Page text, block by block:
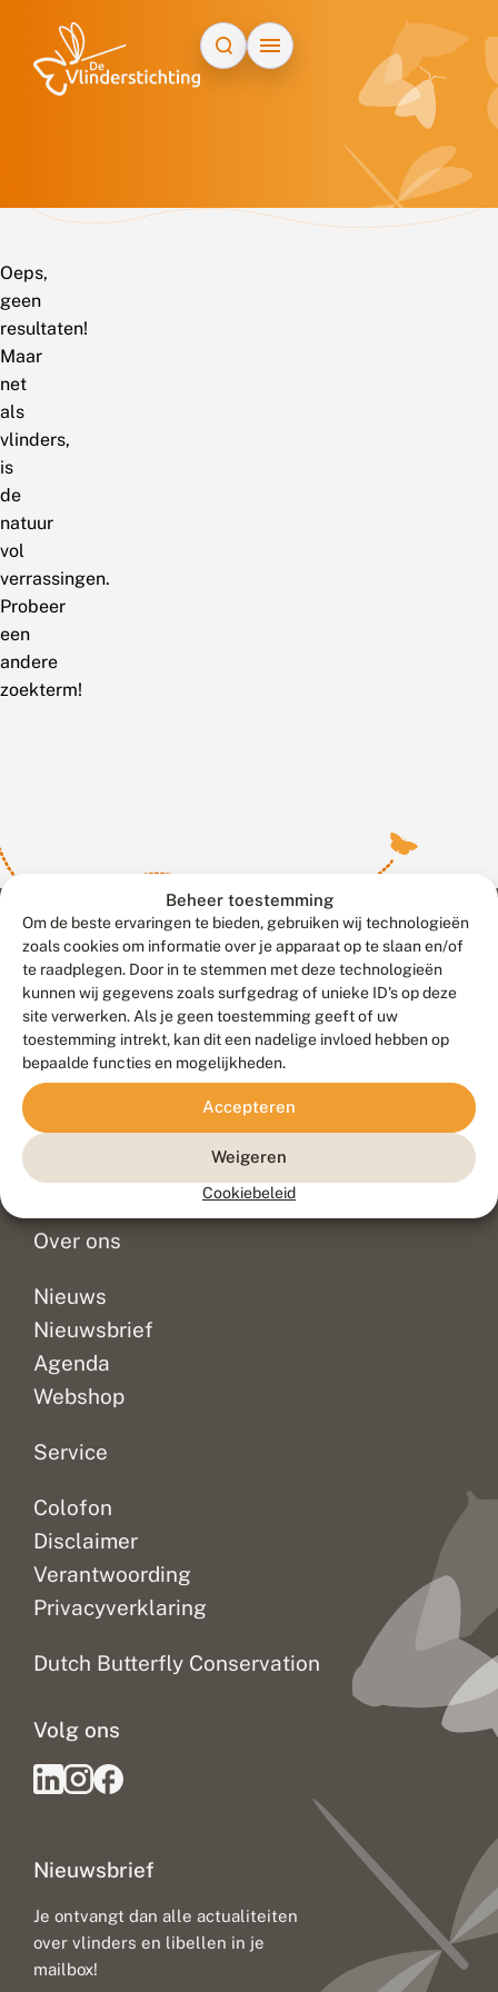
Beheer toestemming
Om de beste ervaringen te bieden, gebruiken wij technologieën
zoals cookies om informatie over je apparaat op te slaan en/of
te raadplegen. Door in te stemmen met deze technologieën
kunnen wij gegevens zoals surfgedrag of unieke ID's op deze
site verwerken. Als je geen toestemming geeft of uw
toestemming intrekt, kan dit een nadelige invloed hebben op
bepaalde functies en mogelijkheden.
Accepteren
Weigeren
Cookiebeleid
Oeps,
geen
resultaten!
Maar
net
als
vlinders,
is
de
natuur
vol
verrassingen.
Probeer
een
andere
zoekterm!
Contact
Veelgestelde vragen
Doneer
Over ons
Nieuws
Nieuwsbrief
Agenda
Webshop
Service
Colofon
Disclaimer
Verantwoording
Privacyverklaring
Dutch Butterfly Conservation
Nieuwsbrief
Je ontvangt dan alle actualiteiten
over vlinders en libellen in je
mailbox!
Volg ons
Meld waarnemingen© 2026 Vlinderstichting
Duurzaam ontwikkeld door
Go2People
, ontworpen door
Blue Field Agency
Privacy
Disclaimer
Sitemap